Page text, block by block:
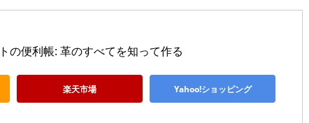
の便利帳: 革のすべてを知って作る
楽天市場 Yahoo!ショッピング